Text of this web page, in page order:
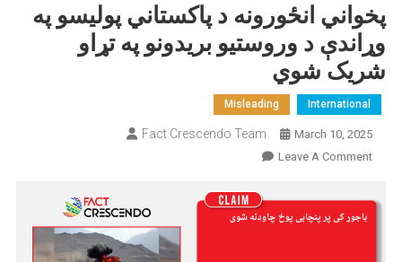
پخواني انځورونه د پاکستاني پولیسو په
وړاندې د وروستیو بریدونو په تړاو
شریک شوي
International
Misleading
March 10, 2025
Fact Crescendo Team
Leave A Comment
On
انځورونه
د